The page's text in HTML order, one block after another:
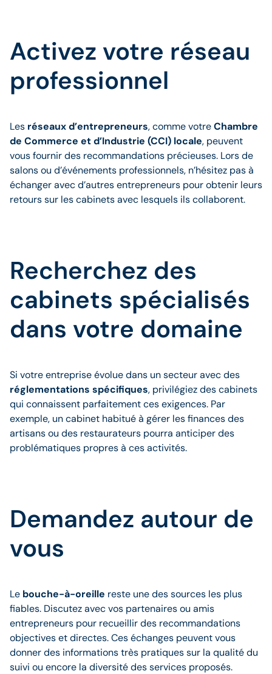
Activez votre réseau
professionnel
Les réseaux d’entrepreneurs, comme votreChambre
de Commerce et d’Industrie (CCI) locale, peuvent
vous fournir des recommandations précieuses. Lors de
salons ou d’événements professionnels, n’hésitez pas à
échanger avec d’autres entrepreneurs pour obtenir leurs
retours sur les cabinets avec lesquels ils collaborent.
Recherchez des
cabinets spécialisés
dans votre domaine
Si votre entreprise évolue dans un secteur avec des
réglementations spécifiques, privilégiez des cabinets
qui connaissent parfaitement ces exigences. Par
exemple, un cabinet habitué à gérer les finances des
artisans ou des restaurateurs pourra anticiper des
problématiques propres à ces activités.
Demandez autour de
vous
Le bouche-à-oreille reste une des sources les plus
fiables. Discutez avec vos partenaires ou amis
entrepreneurs pour recueillir des recommandations
objectives et directes. Ces échanges peuvent vous
donner des informations très pratiques sur la qualité du
suivi ou encore la diversité des services proposés.